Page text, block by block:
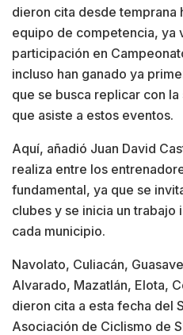
dieron cita desde temprana
equipo de competencia, ya
participación en
incluso han ganado ya
que se busca replicar con
que asiste a estos eventos.
Aquí, añadió Juan David
realiza entre los
fundamental, ya que se
clubes y se inicia un trabajo
cada municipio.
Navolato, Culiacán,
Alvarado, Mazatlán, Elota,
dieron cita a esta fecha del
Asociación de Ciclismo de